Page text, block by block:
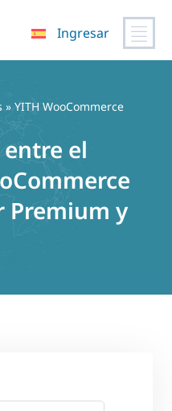
Ingresar
» YITH WooCommerce
el
Premium y